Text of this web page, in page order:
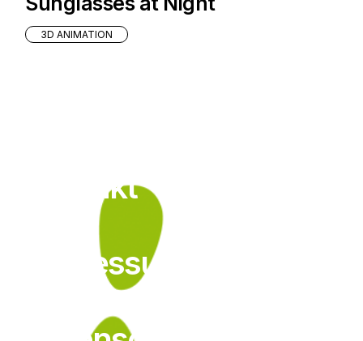
3D ANIMATION
Kontakt
Impressum